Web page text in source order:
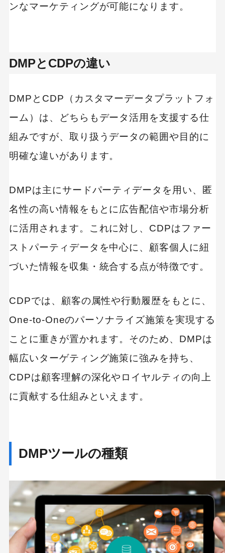
本格化しよう
ンなマーケティングが可能になります。
DMPとCDPの違い
DMPとCDP（カスタマーデータプラットフォ
ーム）は、どちらもデータ活用を支援する仕
組みですが、取り扱うデータの範囲や目的に
明確な違いがあります。
DMPは主にサードパーティデータを用い、匿
名性の高い情報をもとに広告配信や市場分析
に活用されます。これに対し、CDPはファー
ストパーティデータを中心に、顧客個人に紐
づいた情報を収集・統合する点が特徴です。
CDPでは、顧客の属性や行動履歴をもとに、
One-to-Oneのパーソナライズ施策を実現する
ことに重きが置かれます。そのため、DMPは
幅広いターゲティング施策に強みを持ち、
CDPは顧客理解の深化やロイヤルティの向上
に貢献する仕組みといえます。
DMPツールの種類